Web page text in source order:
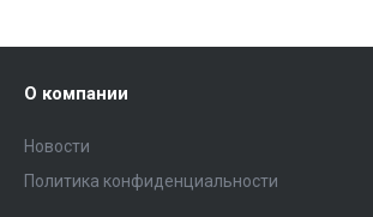
О компании
Новости
Политика конфиденциальности